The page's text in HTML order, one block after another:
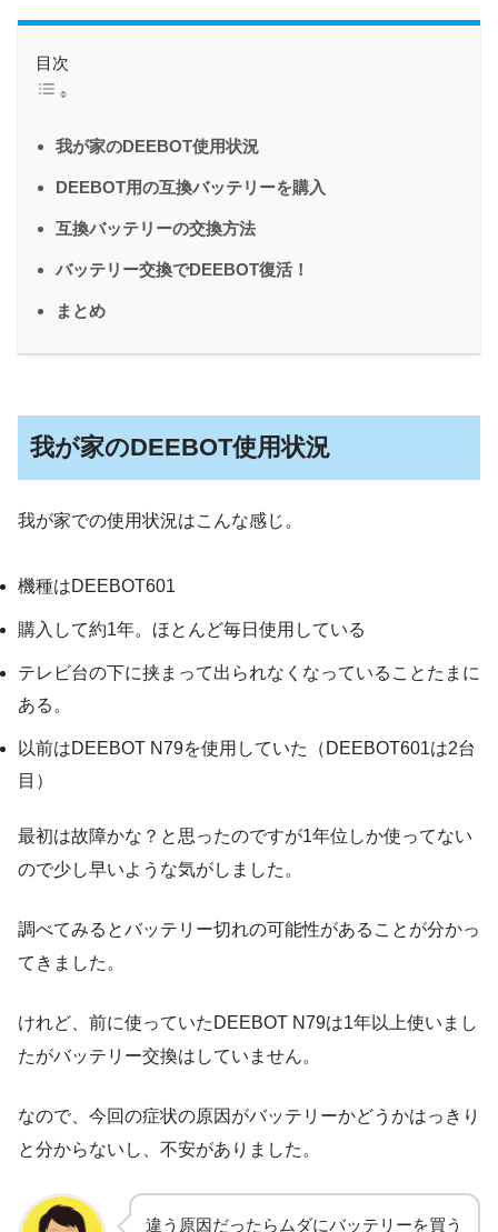
目次
我が家のDEEBOT使用状況
DEEBOT用の互換バッテリーを購入
互換バッテリーの交換方法
バッテリー交換でDEEBOT復活！
まとめ
我が家のDEEBOT使用状況
我が家での使用状況はこんな感じ。
機種はDEEBOT601
購入して約1年。ほとんど毎日使用している
テレビ台の下に挟まって出られなくなっていることたまに
ある。
以前はDEEBOT N79を使用していた（DEEBOT601は2台
目）
最初は故障かな？と思ったのですが1年位しか使ってない
ので少し早いような気がしました。
調べてみるとバッテリー切れの可能性があることが分かっ
てきました。
けれど、前に使っていたDEEBOT N79は1年以上使いまし
たがバッテリー交換はしていません。
なので、今回の症状の原因がバッテリーかどうかはっきり
と分からないし、不安がありました。
違う原因だったらムダにバッテリーを買う